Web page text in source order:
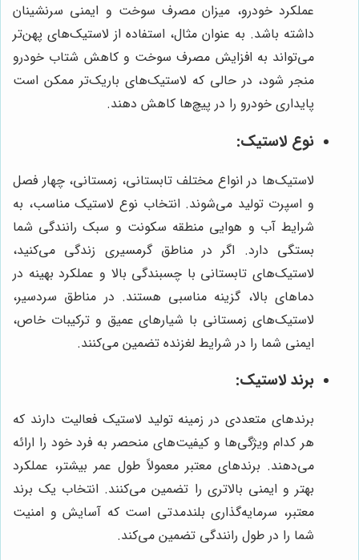
عملکرد خودرو، میزان مصرف سوخت و ایمنی سرنشینان
داشته باشد. به عنوان مثال، استفاده از لاستیک‌های پهن‌تر
می‌تواند به افزایش مصرف سوخت و کاهش شتاب خودرو
منجر شود، در حالی که لاستیک‌های باریک‌تر ممکن است
پایداری خودرو را در پیچ‌ها کاهش دهند.
نوع لاستیک:
لاستیک‌ها در انواع مختلف تابستانی، زمستانی، چهار فصل
و اسپرت تولید می‌شوند. انتخاب نوع لاستیک مناسب، به
شرایط آب و هوایی منطقه سکونت و سبک رانندگی شما
بستگی دارد. اگر در مناطق گرمسیری زندگی می‌کنید،
لاستیک‌های تابستانی با چسبندگی بالا و عملکرد بهینه در
دماهای بالا، گزینه مناسبی هستند. در مناطق سردسیر،
لاستیک‌های زمستانی با شیارهای عمیق و ترکیبات خاص،
ایمنی شما را در شرایط لغزنده تضمین می‌کنند.
برند لاستیک:
برندهای متعددی در زمینه تولید لاستیک فعالیت دارند که
هر کدام ویژگی‌ها و کیفیت‌های منحصر به فرد خود را ارائه
می‌دهند. برندهای معتبر معمولاً طول عمر بیشتر، عملکرد
بهتر و ایمنی بالاتری را تضمین می‌کنند. انتخاب یک برند
معتبر، سرمایه‌گذاری بلندمدتی است که آسایش و امنیت
شما را در طول رانندگی تضمین می‌کند.